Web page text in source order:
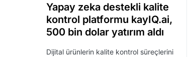
Yapay zeka destekli kalite
kontrol platformu kayIQ.ai,
500 bin dolar yatırım aldı
Dijital ürünlerin kalite kontrol süreçlerini